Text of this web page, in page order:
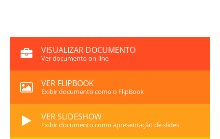
VISUALIZAR DOCUMENTO
Ver documento on-line
VER FLIPBOOK
Exibir documento como o FlipBook
VER SLIDESHOW
Exibir documento como apresentação de slides